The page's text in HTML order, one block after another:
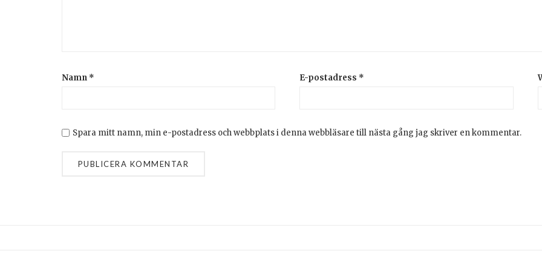
Namn * E-postadress *
Spara mitt namn, min e-postadress och webbplats i denna webbläsare till nästa gång jag skriver en kommentar.